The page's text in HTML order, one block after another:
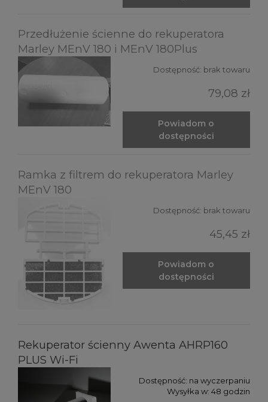
Przedłużenie ścienne do rekuperatora
Marley MEnV 180 i MEnV 180Plus
Dostępność: brak towaru
79,08 zł
Powiadom o
dostępności
Ramka z filtrem do rekuperatora Marley
MEnV 180
Dostępność: brak towaru
45,45 zł
Powiadom o
dostępności
Rekuperator ścienny Awenta AHRP160
PLUS Wi-Fi
Dostępność: na wyczerpaniu
Wysyłka w: 48 godzin